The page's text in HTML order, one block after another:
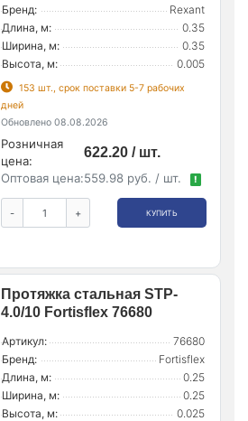
Бренд:
Rexant
Длина, м:
0.35
Ширина, м:
0.35
Высота, м:
0.005
153 шт., срок поставки 5-7 рабочих
дней
Обновлено 08.08.2026
Розничная
цена:
622.20 / шт.
Оптовая цена:559.98 руб. / шт. !
- + КУПИТЬ
Протяжка стальная STP-
4.0/10 Fortisflex 76680
Артикул:
76680
Бренд:
Fortisflex
Длина, м:
0.25
Ширина, м:
0.25
Высота, м:
0.025